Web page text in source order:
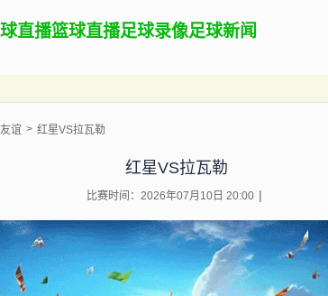
直播篮球直播足球录像足球新闻
谊 红星VS拉瓦勒
红星VS拉瓦勒
比赛时间：2026年07月10日 20:00